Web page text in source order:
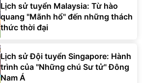
Lịch sử tuyển Malaysia: Từ hào
quang "Mãnh hổ" đến những thách
thức thời đại
Lịch sử Đội tuyển Singapore: Hành
trình của "Những chú Sư tử" Đông
Nam Á